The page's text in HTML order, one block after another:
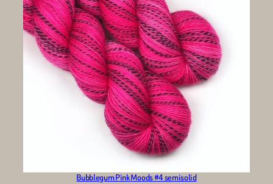
Bubblegum Pink Moods #4 semisolid